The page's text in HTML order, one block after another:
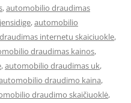
,automobilio draudimas
,automobilio
internetu skaiciuokle,
draudimas kainos,
,automobilio draudimas uk,
draudimo kaina,
draudimo skaičiuoklė,